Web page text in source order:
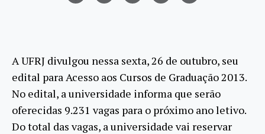
A UFRJ divulgou nessa sexta, 26 de outubro, seu
edital para Acesso aos Cursos de Graduação 2013.
No edital, a universidade informa que serão
oferecidas 9.231 vagas para o próximo ano letivo.
Do total das vagas, a universidade vai reservar